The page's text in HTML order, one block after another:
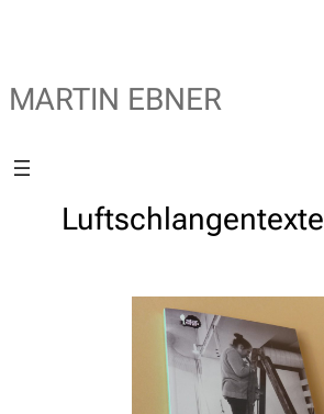
MARTIN EBNER
Luftschlangentexte